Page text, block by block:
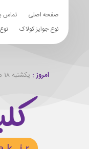
صفحه اصلی تماس
نوع جوایز کولاک
امروز : یکشنبه ۱۸ مرداد ۰۵ - Sunday 9th August 26